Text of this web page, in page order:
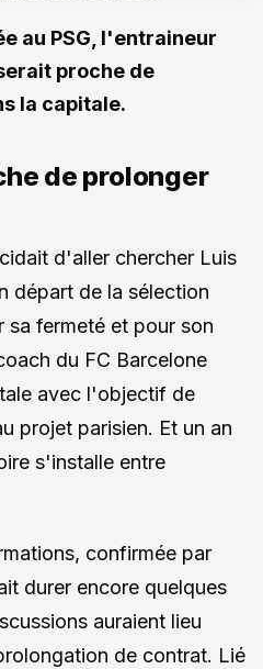
au PSG, l'entraineur
proche de
la capitale.
de prolonger
d'aller chercher Luis
départ de la sélection
sa fermeté et pour son
du FC Barcelone
avec l'objectif de
projet parisien. Et un an
s'installe entre
confirmée par
durer encore quelques
auraient lieu
de contrat. Lié